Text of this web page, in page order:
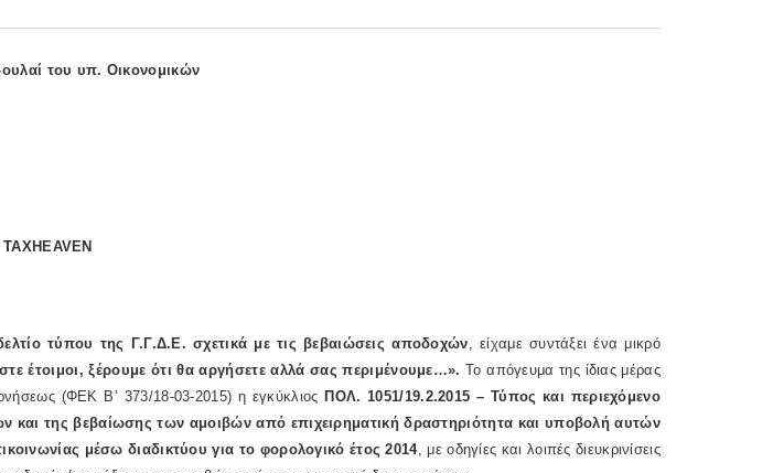
του υπ. Οικονομικών
τύπου της Γ.Γ.Δ.Ε. σχετικά με τις βεβαιώσεις αποδοχών, είχαμε συντάξει ένα μικρό
έτοιμοι, ξέρουμε ότι θα αργήσετε αλλά σας περιμένουμε…».Το απόγευμα της ίδιας μέρας
(ΦΕΚ Β’ 373/18-03-2015) η εγκύκλιος ΠΟΛ. 1051/19.2.2015 – Τύπος και περιεχόμενο
της βεβαίωσης των αμοιβών από επιχειρηματική δραστηριότητα και υποβολή αυτών
μέσω διαδικτύου για το φορολογικό έτος 2014, με οδηγίες και λοιπές διευκρινίσεις